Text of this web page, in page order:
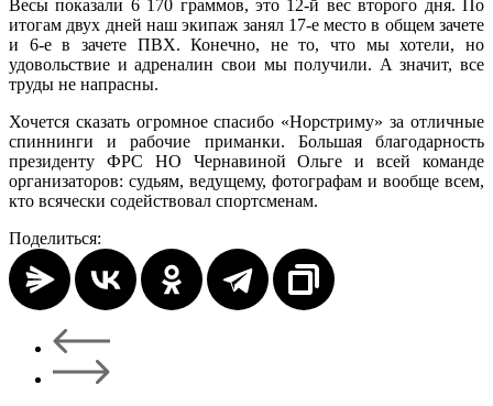
Весы показали 6 170 граммов, это 12-й вес второго дня. По
итогам двух дней наш экипаж занял 17-е место в общем зачете
и 6-е в зачете ПВХ. Конечно, не то, что мы хотели, но
удовольствие и адреналин свои мы получили. А значит, все
труды не напрасны.
Хочется сказать огромное спасибо «Норстриму» за отличные
спиннинги и рабочие приманки. Большая благодарность
президенту ФРС НО Чернавиной Ольге и всей команде
организаторов: судьям, ведущему, фотографам и вообще всем,
кто всячески содействовал спортсменам.
Поделиться: